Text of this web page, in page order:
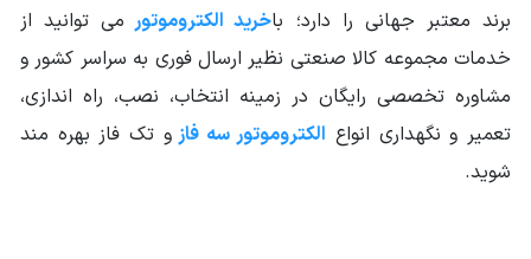
منبع الکتریکی
الکتروموتور
سه فاز
جنس پوسته
فرکانس (HZ) 50
برند معتبر جهانی را دارد؛ باخرید الکتروموتور می توانید از
خدمات مجموعه کالا صنعتی نظیر ارسال فوری به سراسر کشور و
مشاوره تخصصی رایگان در زمینه انتخاب، نصب، راه اندازی،
تعمیر و نگهداری انواع الکتروموتور سه فاز و تک فاز بهره مند
شوید.